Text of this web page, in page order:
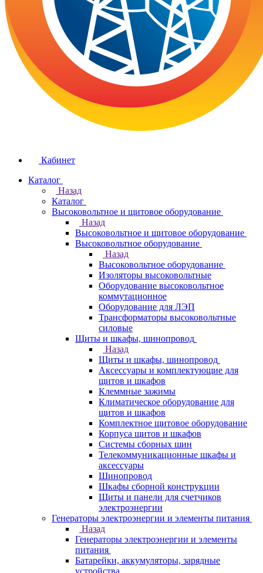
Кабинет
Каталог
Назад
Каталог
Высоковольтное и щитовое оборудование
Назад
Высоковольтное и щитовое оборудование
Высоковольтное оборудование
Назад
Высоковольтное оборудование
Изоляторы высоковольтные
Оборудование высоковольтное
коммутационное
Оборудование для ЛЭП
Трансформаторы высоковольтные
силовые
Щиты и шкафы, шинопровод
Назад
Щиты и шкафы, шинопровод
Аксессуары и комплектующие для
щитов и шкафов
Клеммные зажимы
Климатическое оборудование для
щитов и шкафов
Комплектное щитовое оборудование
Корпуса щитов и шкафов
Системы сборных шин
Телекоммуникационные шкафы и
аксессуары
Шинопровод
Шкафы сборной конструкции
Щиты и панели для счетчиков
электроэнергии
Генераторы электроэнергии и элементы питания
Назад
Генераторы электроэнергии и элементы
питания
Батарейки, аккумуляторы, зарядные
устройства